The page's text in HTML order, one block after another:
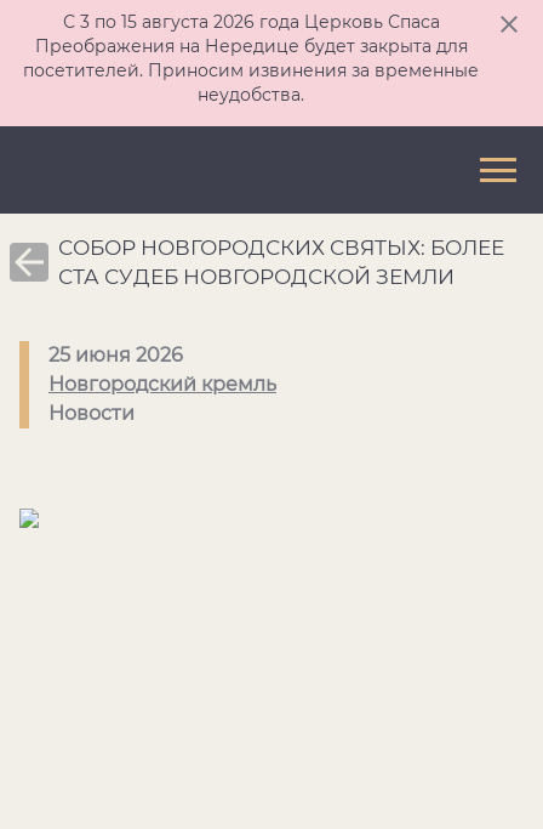
С 3 по 15 августа 2026 года Церковь Спаса
Преображения на Нередице будет закрыта для
посетителей. Приносим извинения за временные
неудобства.
СОБОР НОВГОРОДСКИХ СВЯТЫХ: БОЛЕЕ
СТА СУДЕБ НОВГОРОДСКОЙ ЗЕМЛИ
25 июня 2026
Новгородский кремль
Новости